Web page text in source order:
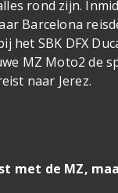
rond zijn.
Barcelona
het SBK DFX
MZ Moto2 de
naar Jerez.
met de MZ,